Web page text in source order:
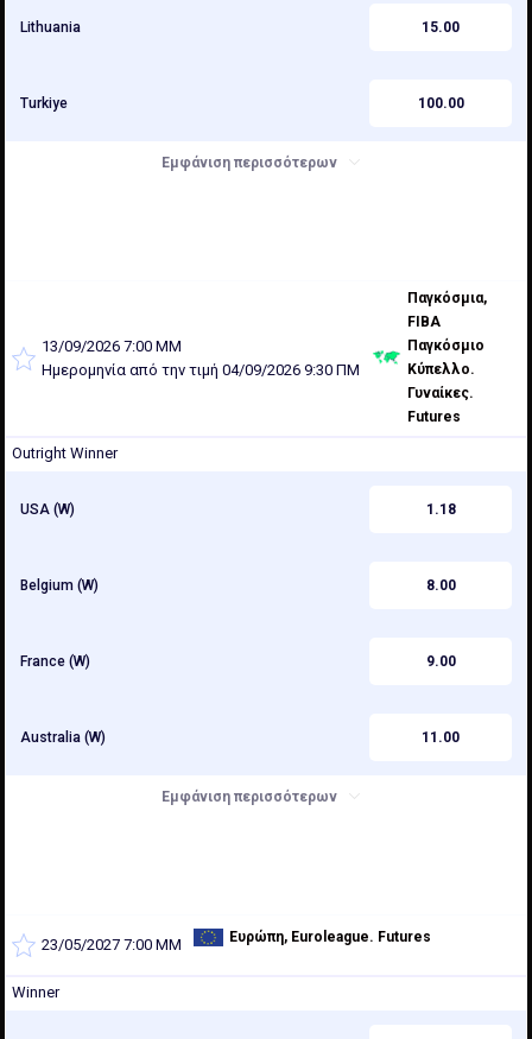
Lithuania 15.00
Turkiye 100.00
Εμφάνιση περισσότερων
13/09/2026 7:00 ΜΜ
Ημερομηνία από την τιμή 04/09/2026 9:30 ΠΜ
Παγκόσμια,
FIBA
Παγκόσμιο
Κύπελλο.
Γυναίκες.
Futures
Outright Winner
USA (W) 1.18
Belgium (W) 8.00
France (W) 9.00
Australia (W) 11.00
Εμφάνιση περισσότερων
23/05/2027 7:00 ΜΜ Ευρώπη, Euroleague. Futures
Winner